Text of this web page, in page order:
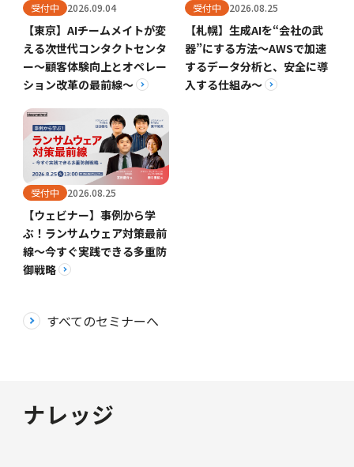
受付中 2026.09.04
【東京】AIチームメイトが変
える次世代コンタクトセンタ
ー～顧客体験向上とオペレー
ション改革の最前線～
受付中 2026.08.25
【札幌】生成AIを“会社の武
器”にする方法〜AWSで加速
するデータ分析と、安全に導
入する仕組み〜
受付中 2026.08.25
【ウェビナー】事例から学
ぶ！ランサムウェア対策最前
線～今すぐ実践できる多重防
御戦略
すべてのセミナーへ
ナレッジ